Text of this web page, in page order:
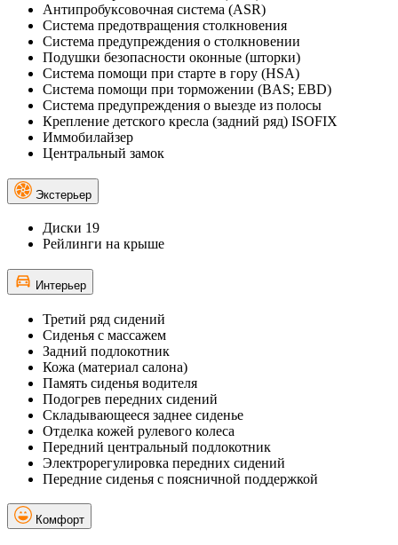
Антипробуксовочная система (ASR)
Система предотвращения столкновения
Система предупреждения о столкновении
Подушки безопасности оконные (шторки)
Система помощи при старте в гору (HSA)
Система помощи при торможении (BAS; EBD)
Система предупреждения о выезде из полосы
Крепление детского кресла (задний ряд) ISOFIX
Иммобилайзер
Центральный замок
Экстерьер
Диски 19
Рейлинги на крыше
Интерьер
Третий ряд сидений
Сиденья с массажем
Задний подлокотник
Кожа (материал салона)
Память сиденья водителя
Подогрев передних сидений
Складывающееся заднее сиденье
Отделка кожей рулевого колеса
Передний центральный подлокотник
Электрорегулировка передних сидений
Передние сиденья с поясничной поддержкой
Комфорт